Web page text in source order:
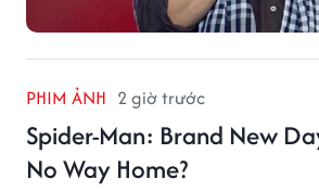
PHIM ẢNH 2 giờ trước
Spider-Man: Brand New
No Way Home?